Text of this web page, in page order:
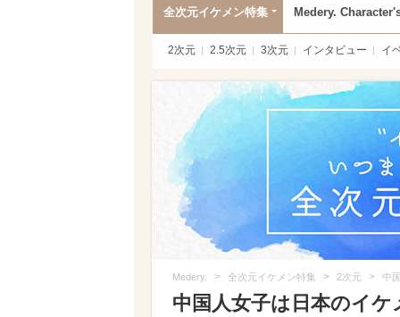
全次元イケメン特集 Medery.
2次元 2.5次元 3次元 インタビュー イ
Medery. > 全次元イケメン特集 > 2次元 > 中
中国人女子は日本のイ